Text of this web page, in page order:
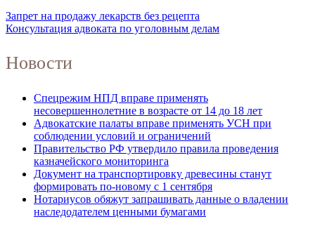
Запрет на продажу лекарств без рецепта
Консультация адвоката по уголовным делам
Новости
Спецрежим НПД вправе применять
несовершеннолетние в возрасте от 14 до 18 лет
Адвокатские палаты вправе применять УСН при
соблюдении условий и ограничений
Правительство РФ утвердило правила проведения
казначейского мониторинга
Документ на транспортировку древесины станут
формировать по-новому с 1 сентября
Нотариусов обяжут запрашивать данные о владении
наследодателем ценными бумагами